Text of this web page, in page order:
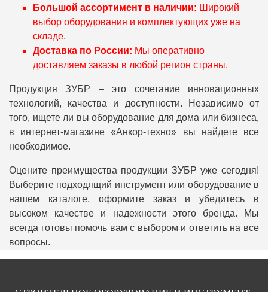
Большой ассортимент в наличии: Широкий
выбор оборудования и комплектующих уже на
складе.
Доставка по России: Мы оперативно
доставляем заказы в любой регион страны.
Продукция ЗУБР – это сочетание инновационных
технологий, качества и доступности. Независимо от
того, ищете ли вы оборудование для дома или бизнеса,
в интернет-магазине «Анкор-техно» вы найдете все
необходимое.
Оцените преимущества продукции ЗУБР уже сегодня!
Выберите подходящий инструмент или оборудование в
нашем каталоге, оформите заказ и убедитесь в
высоком качестве и надежности этого бренда. Мы
всегда готовы помочь вам с выбором и ответить на все
вопросы.